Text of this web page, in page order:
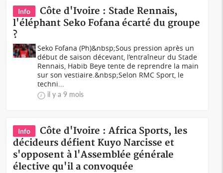
Info
Côte d'Ivoire : Stade Rennais,
l'éléphant Seko Fofana écarté du groupe
?
Seko Fofana (Ph)&nbsp;Sous pression après un
début de saison décevant, l’entraîneur du Stade
Rennais, Habib Beye tente de reprendre la main
sur son vestiaire.&nbsp;Selon RMC Sport, le
techni...
il y a 9 mois
Info
Côte d'Ivoire : Africa Sports, les
décideurs défient Kuyo Narcisse et
s'opposent à l'Assemblée générale
élective qu'il a convoquée